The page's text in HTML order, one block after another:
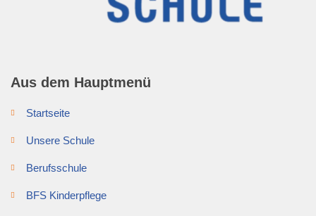
Aus dem Hauptmenü
Startseite
Unsere Schule
Berufsschule
BFS Kinderpflege